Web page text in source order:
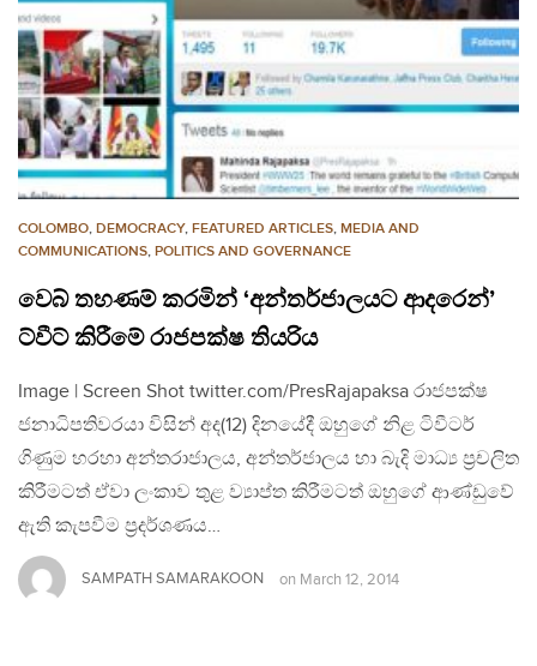
COLOMBO, DEMOCRACY, FEATURED ARTICLES, MEDIA AND
COMMUNICATIONS, POLITICS AND GOVERNANCE
වෙබ් තහණම් කරමින් ‘අන්තර්ජාලයට ආදරෙන්’
ට්වීට් කිරීමේ රාජපක්ෂ තියරිය
Image | Screen Shot twitter.com/PresRajapaksa රාජපක්ෂ
ජනාධිපතිවරයා විසින් අද(12) දිනයේදී ඔහුගේ නිළ ටිවීටර්
ගිණුම හරහා අන්තරාජාලය, අන්තර්ජාලය හා බැදි මාධ්‍ය ප්‍රචලිත
කිරීමටත් ඒවා ලංකාව තුළ ව්‍යාප්ත කිරීමටත් ඔහුගේ ආණ්ඩුවේ
ඇති කැපවීම ප්‍රදර්ශණය…
SAMPATH SAMARAKOON on March 12, 2014